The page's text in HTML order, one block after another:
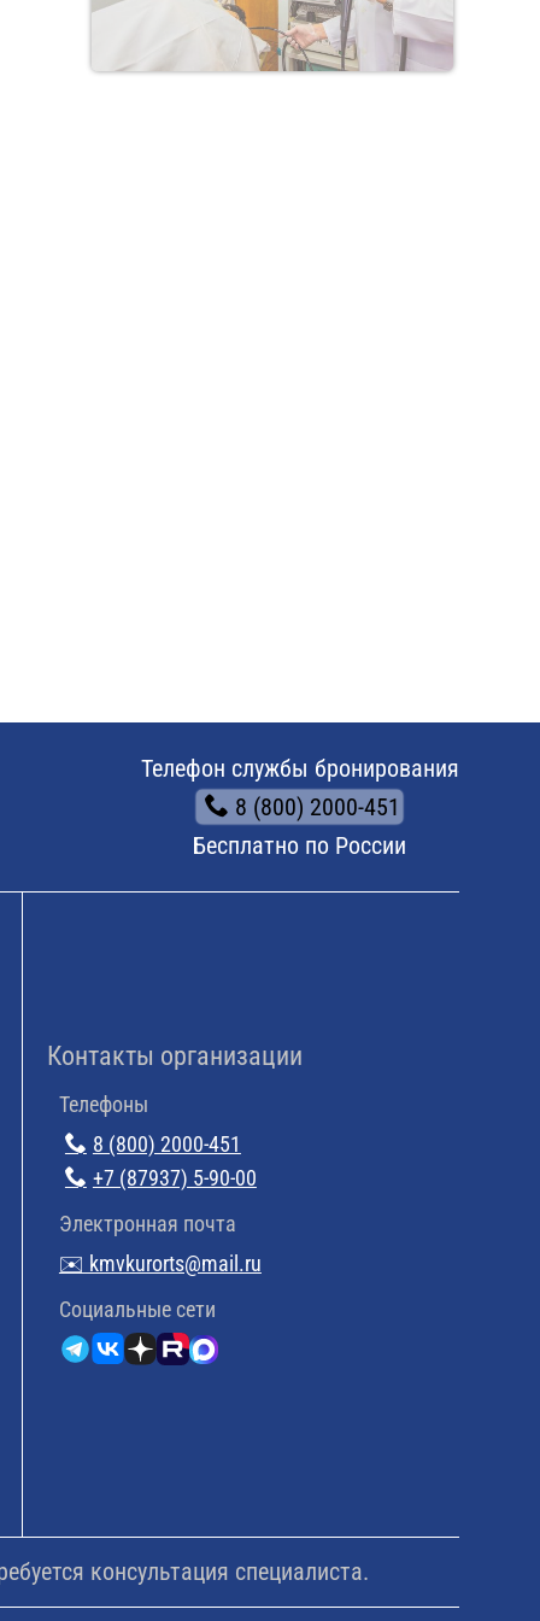
Телефон службы бронирования
8 (800) 2000-451
Бесплатно по России
Контакты организации
Телефоны
8 (800) 2000-451
+7 (87937) 5-90-00
Электронная почта
✉️ kmvkurorts@mail.ru
Cоциальные сети
консультация специалиста.